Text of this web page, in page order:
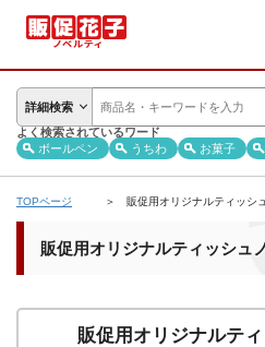
詳細検索
よく検索されているワード
ボールペン
うちわ お菓子
TOPページ 販促用オリジナルティッシ
販促用オリジナルティッシュ
販促用オリジナルテ